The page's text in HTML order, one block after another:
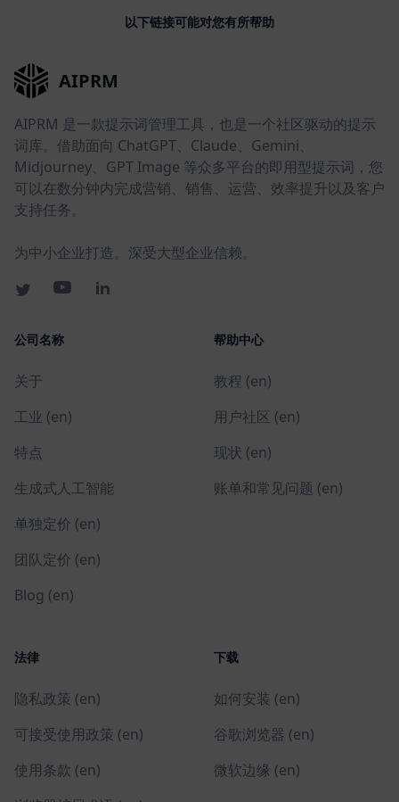
以下链接可能对您有所帮助
AIPRM
AIPRM 是一款提示词管理工具，也是一个社区驱动的提示
词库。借助面向 ChatGPT、Claude、Gemini、
Midjourney、GPT Image 等众多平台的即用型提示词，您
可以在数分钟内完成营销、销售、运营、效率提升以及客户
支持任务。
为中小企业打造。深受大型企业信赖。
公司名称
关于
工业 (en)
特点
生成式人工智能
单独定价 (en)
团队定价 (en)
Blog (en)
帮助中心
教程 (en)
用户社区 (en)
现状 (en)
账单和常见问题 (en)
法律
隐私政策 (en)
可接受使用政策 (en)
使用条款 (en)
下载
如何安装 (en)
谷歌浏览器 (en)
微软边缘 (en)